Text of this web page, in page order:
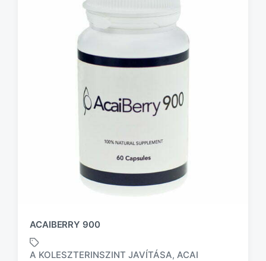
ACAIBERRY 900
A KOLESZTERINSZINT JAVÍTÁSA, ACAI